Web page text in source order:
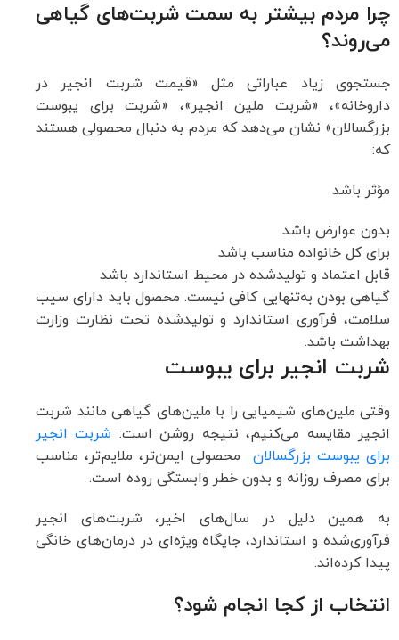
چرا مردم بیشتر به سمت شربت‌های گیاهی
می‌روند؟
جستجوی زیاد عباراتی مثل «قیمت شربت انجیر در
داروخانه»، «شربت ملین انجیر»، «شربت برای یبوست
بزرگسالان» نشان می‌دهد که مردم به دنبال محصولی هستند
که:
مؤثر باشد
بدون عوارض باشد
برای کل خانواده مناسب باشد
قابل اعتماد و تولیدشده در محیط استاندارد باشد
گیاهی بودن به‌تنهایی کافی نیست. محصول باید دارای سیب
سلامت، فرآوری استاندارد و تولیدشده تحت نظارت وزارت
بهداشت باشد.
شربت انجیر برای یبوست
وقتی ملین‌های شیمیایی را با ملین‌های گیاهی مانند شربت
انجیر مقایسه می‌کنیم، نتیجه روشن است: شربت انجیر
برای یبوست بزرگسالان محصولی ایمن‌تر، ملایم‌تر، مناسب
برای مصرف روزانه و بدون خطر وابستگی روده است.
به همین دلیل در سال‌های اخیر، شربت‌های انجیر
فرآوری‌شده و استاندارد، جایگاه ویژه‌ای در درمان‌های خانگی
پیدا کرده‌اند.
انتخاب از کجا انجام شود؟